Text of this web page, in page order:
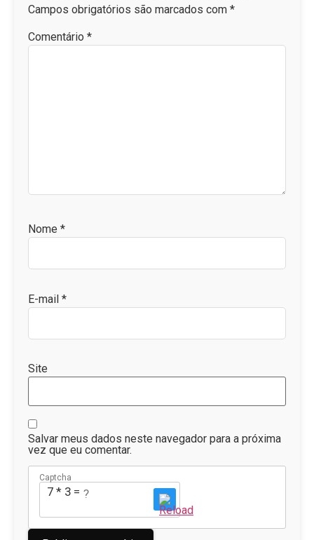
Campos obrigatórios são marcados com *
Comentário *
Nome *
E-mail *
Site
Salvar meus dados neste navegador para a próxima
vez que eu comentar.
Captcha
7 * 3 = ?